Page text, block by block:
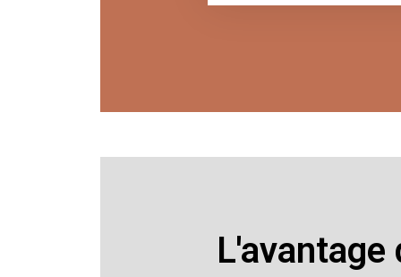
L'avantage